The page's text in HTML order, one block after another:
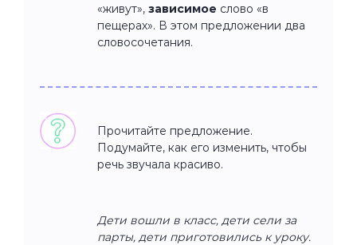
«живут», зависимое слово «в
пещерах». В этом предложении два
словосочетания.
Прочитайте предложение.
Подумайте, как его изменить, чтобы
речь звучала красиво.
Дети вошли в класс, дети сели за
парты, дети приготовились к уроку.